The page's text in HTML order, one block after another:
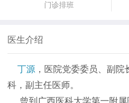
门诊排班
医生介绍
丁源 ，医院党委委员、副
科，副主任医师。
曾到广西医科大学第一附属